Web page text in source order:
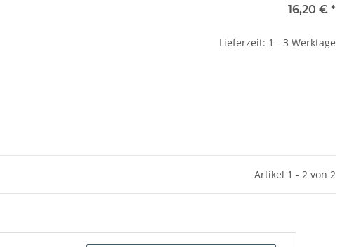
16,20 € *
Lieferzeit: 1 - 3 Werktage
Artikel 1 - 2 von 2